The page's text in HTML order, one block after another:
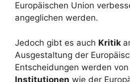
Europäischen Union
angeglichen werden.
Jedoch gibt es auch Kritik
Ausgestaltung der
Entscheidungen werden von
Institutionen wie der